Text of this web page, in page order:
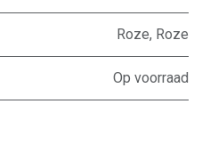
Roze, Roze
Op voorraad